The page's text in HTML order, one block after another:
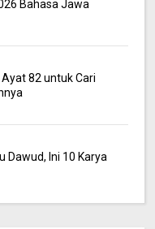
Bahasa Jawa
82 untuk Cari
Dawud, Ini 10 Karya